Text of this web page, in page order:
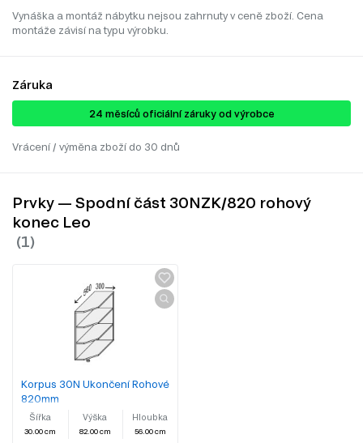
Vynáška a montáž nábytku nejsou zahrnuty v ceně zboží. Cena
montáže závisí na typu výrobku.
Záruka
24 ​​​​měsíců oficiální záruky od výrobce
Vrácení / výměna zboží do 30 dnů
Prvky — Spodní část 30NZK/820 rohový
konec Leo
Korpus 30N Ukončení Rohové
820mm
Šířka
30.00 cm
Výška
82.00 cm
Hloubka
56.00 cm